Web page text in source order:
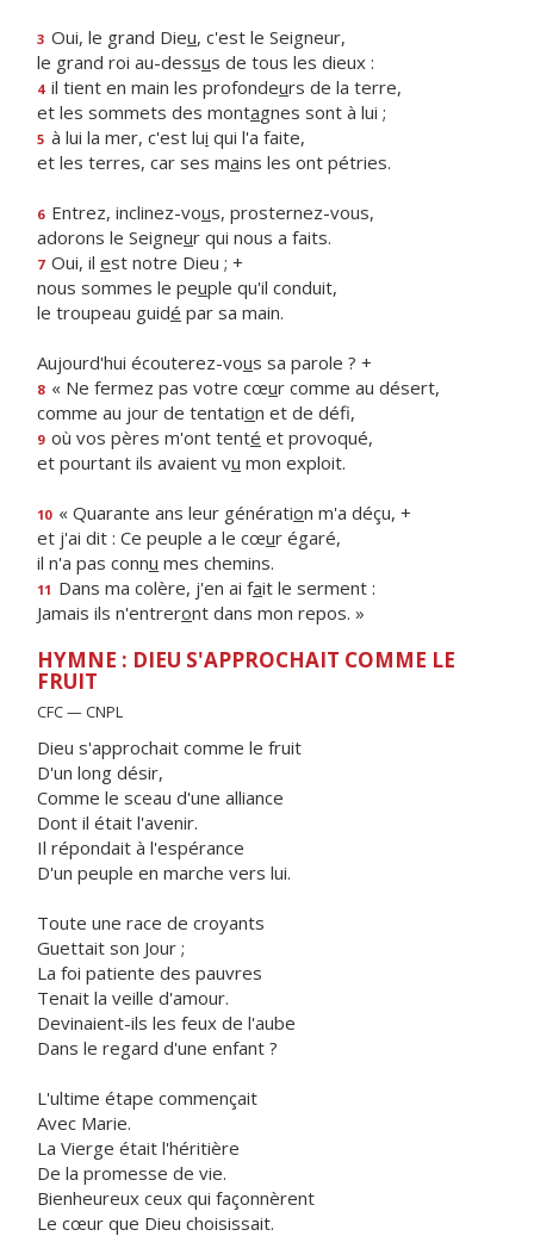
3 Oui, le grand Dieu, c'est le Seigneur,
le grand roi au-dessus de tous les dieux :
4 il tient en main les profondeurs de la terre,
et les sommets des montagnes sont à lui ;
5 à lui la mer, c'est lui qui l'a faite,
et les terres, car ses mains les ont pétries.
6 Entrez, inclinez-vous, prosternez-vous,
adorons le Seigneur qui nous a faits.
7 Oui, il est notre Dieu ; +
nous sommes le peuple qu'il conduit,
le troupeau guidé par sa main.
Aujourd'hui écouterez-vous sa parole ? +
8 « Ne fermez pas votre cœur comme au désert,
comme au jour de tentation et de défi,
9 où vos pères m'ont tenté et provoqué,
et pourtant ils avaient vu mon exploit.
10 « Quarante ans leur génération m'a déçu, +
et j'ai dit : Ce peuple a le cœur égaré,
il n'a pas connu mes chemins.
11 Dans ma colère, j'en ai fait le serment :
Jamais ils n'entreront dans mon repos. »
HYMNE : DIEU S'APPROCHAIT COMME LE
FRUIT
CFC — CNPL
Dieu s'approchait comme le fruit
D'un long désir,
Comme le sceau d'une alliance
Dont il était l'avenir.
Il répondait à l'espérance
D'un peuple en marche vers lui.
Toute une race de croyants
Guettait son Jour ;
La foi patiente des pauvres
Tenait la veille d'amour.
Devinaient-ils les feux de l'aube
Dans le regard d'une enfant ?
L'ultime étape commençait
Avec Marie.
La Vierge était l'héritière
De la promesse de vie.
Bienheureux ceux qui façonnèrent
Le cœur que Dieu choisissait.